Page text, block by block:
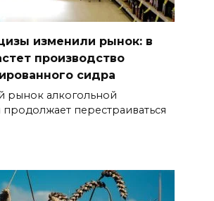
изменили рынок: в
производство
сидра
рынок алкогольной
перестраиваться